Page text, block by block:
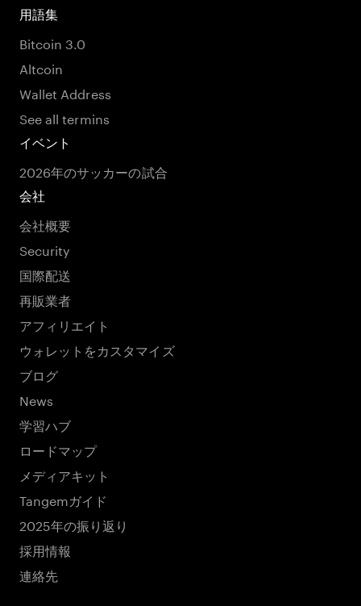
用語集
Bitcoin 3.0
Altcoin
Wallet Address
See all termins
イベント
2026年のサッカーの試合
会社
会社概要
Security
国際配送
再販業者
アフィリエイト
ウォレットをカスタマイズ
ブログ
News
学習ハブ
ロードマップ
メディアキット
Tangemガイド
2025年の振り返り
採用情報
連絡先